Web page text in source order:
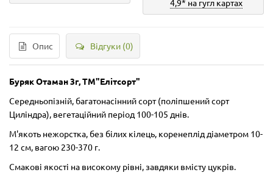
4,9* на гугл картах
Опис Відгуки (0)
Буряк Отаман 3г, ТМ"Елітсорт"
Середньопізній, багатонасінний сорт (поліпшений сорт
Циліндра), вегетаційний період 100-105 днів.
М'якоть нежорстка, без білих кілець, коренеплід діаметром 10-
12 см, вагою 230-370 г.
Смакові якості на високому рівні, завдяки вмісту цукрів.